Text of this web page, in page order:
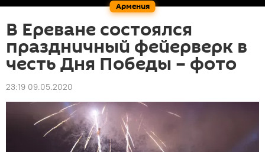
Армения
В Ереване состоялся
праздничный фейерверк в
честь Дня Победы – фото
23:19 09.05.2020